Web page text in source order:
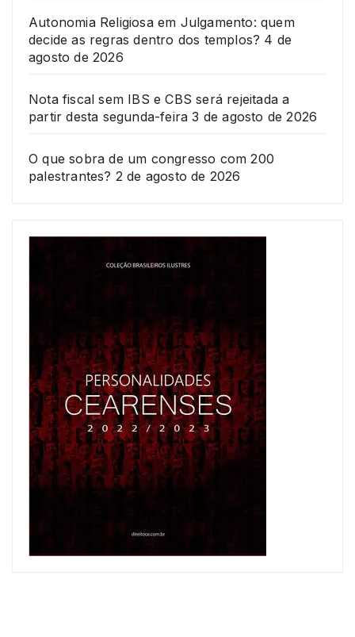
Autonomia Religiosa em Julgamento: quem
decide as regras dentro dos templos? 4 de
agosto de 2026
Nota fiscal sem IBS e CBS será rejeitada a
partir desta segunda-feira 3 de agosto de 2026
O que sobra de um congresso com 200
palestrantes? 2 de agosto de 2026